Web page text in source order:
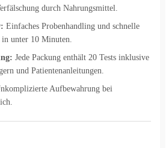
durch Nahrungsmittel.
Einfaches Probenhandling und schnelle
unter 10 Minuten.
Jede Packung enthält 20 Tests inklusive
und Patientenanleitungen.
Aufbewahrung bei